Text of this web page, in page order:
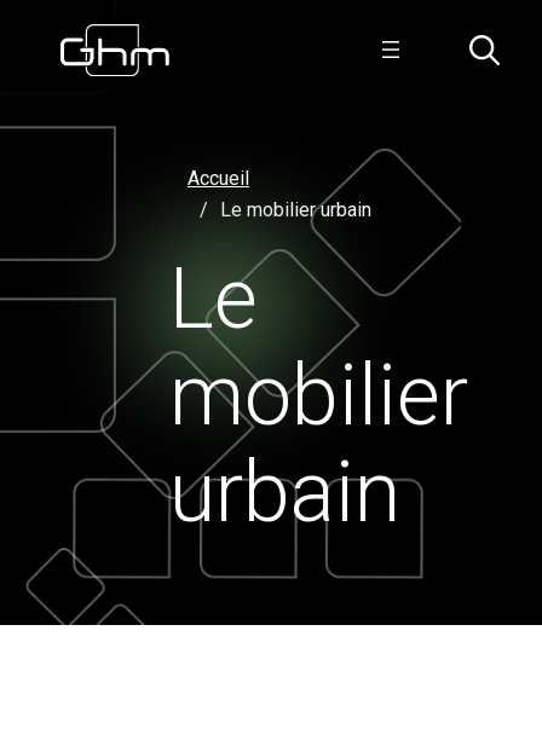
Accueil
Le mobilier urbain
Le
mobilier
urbain